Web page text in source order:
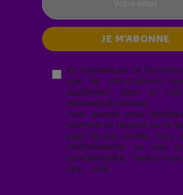
En soumettant ce
que les informations
exploitées* dans le
demande de contact.
Vous pouvez vous
moment en cliquant sur le
page de nos emails. Pour
d'informations sur nos
confidentialité, rendez-
site web